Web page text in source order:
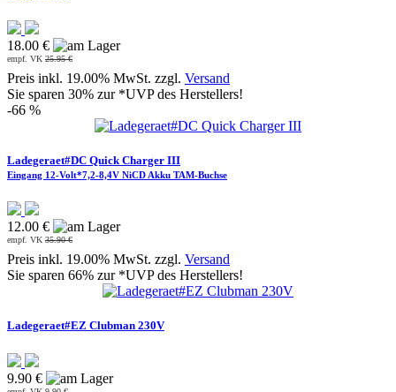
18.00 €
empf. VK 25.95 €
Preis inkl. 19.00% MwSt. zzgl. Versand
Sie sparen 30% zur *UVP des Herstellers!
-66 %
Ladegeraet#DC Quick Charger III
Eingang 12-Volt*7,2-8,4V NiCD Akku TAM-Buchse
12.00 €
empf. VK 35.90 €
Preis inkl. 19.00% MwSt. zzgl. Versand
Sie sparen 66% zur *UVP des Herstellers!
Ladegeraet#EZ Clubman 230V
9.90 €